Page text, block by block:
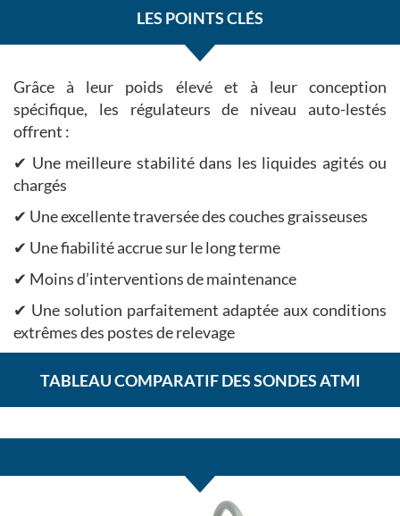
LES POINTS CLÉS
Grâce à leur poids élevé et à leur conception
spécifique, les régulateurs de niveau auto-lestés
offrent :
✔ Une meilleure stabilité dans les liquides agités ou
chargés
✔ Une excellente traversée des couches graisseuses
✔ Une fiabilité accrue sur le long terme
✔ Moins d’interventions de maintenance
✔ Une solution parfaitement adaptée aux conditions
extrêmes des postes de relevage
TABLEAU COMPARATIF DES SONDES ATMI